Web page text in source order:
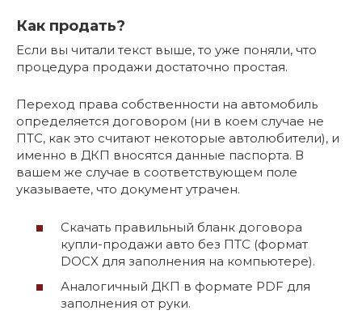
Как продать?
Если вы читали текст выше, то уже поняли, что
процедура продажи достаточно простая.
Переход права собственности на автомобиль
определяется договором (ни в коем случае не
ПТС, как это считают некоторые автолюбители), и
именно в ДКП вносятся данные паспорта. В
вашем же случае в соответствующем поле
указываете, что документ утрачен.
Скачать правильный бланк договора
купли-продажи авто без ПТС (формат
DOCX для заполнения на компьютере).
Аналогичный ДКП в формате PDF для
заполнения от руки.